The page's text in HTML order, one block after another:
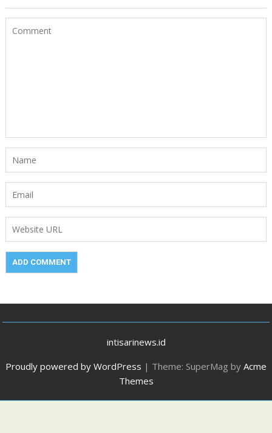
intisarinews.id
Proudly powered by WordPress | Theme: SuperMag by Acme
Themes